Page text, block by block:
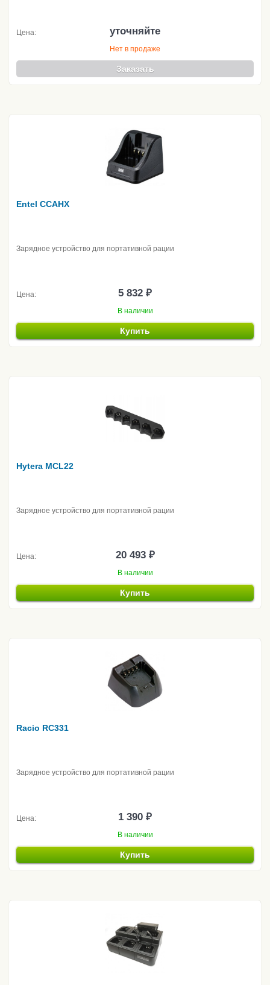
Цена: уточняйте
Нет в продаже
Заказать
Entel CCAHX
Зарядное устройство для портативной рации
Цена: 5 832 ₽
В наличии
Купить
Hytera MCL22
Зарядное устройство для портативной рации
Цена: 20 493 ₽
В наличии
Купить
Racio RC331
Зарядное устройство для портативной рации
Цена: 1 390 ₽
В наличии
Купить